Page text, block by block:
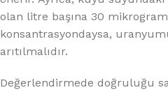
olan litre başına 30
konsantrasyondaysa,
arıtılmalıdır.
Değerlendirmede doğruluğu